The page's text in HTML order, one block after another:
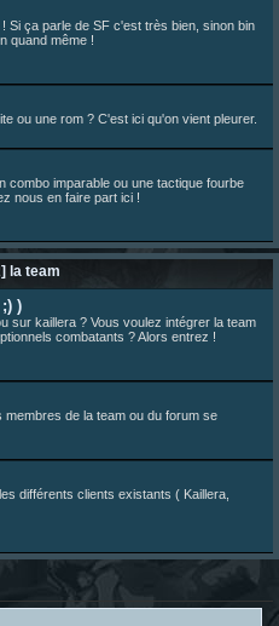
de figurine !
shoutbox !
Si ça parle de SF c'est très bien, sinon bin
quand même !
ou une rom ? C'est ici qu'on vient pleurer.
combo imparable ou une tactique fourbe
nous en faire part ici !
la team
)
sur kaillera ? Vous voulez intégrer la team
combatants ? Alors entrez !
de la team ou du forum se
différents clients existants ( Kaillera,